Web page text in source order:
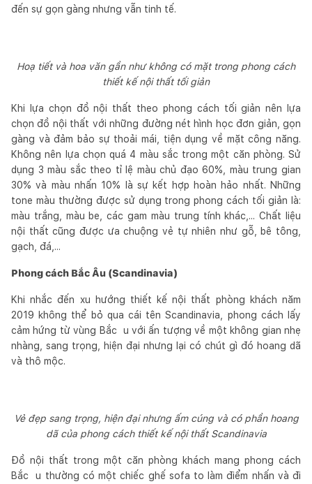
đến sự gọn gàng nhưng vẫn tinh tế.
Hoạ tiết và hoa văn gần như không có mặt trong phong cách
thiết kế nội thất tối giản
Khi lựa chọn đồ nội thất theo phong cách tối giản nên lựa
chọn đồ nội thất với những đường nét hình học đơn giản, gọn
gàng và đảm bảo sự thoải mái, tiện dụng về mặt công năng.
Không nên lựa chọn quá 4 màu sắc trong một căn phòng. Sử
dụng 3 màu sắc theo tỉ lệ màu chủ đạo 60%, màu trung gian
30% và màu nhấn 10% là sự kết hợp hoàn hảo nhất. Những
tone màu thường được sử dụng trong phong cách tối giản là:
màu trắng, màu be, các gam màu trung tính khác,... Chất liệu
nội thất cũng được ưa chuộng vẻ tự nhiên như gỗ, bê tông,
gạch, đá,...
Phong cách Bắc Âu (Scandinavia)
Khi nhắc đến xu hướng thiết kế nội thất phòng khách năm
2019 không thể bỏ qua cái tên Scandinavia, phong cách lấy
cảm hứng từ vùng Bắc u với ấn tượng về một không gian nhẹ
nhàng, sang trọng, hiện đại nhưng lại có chút gì đó hoang dã
và thô mộc.
Vẻ đẹp sang trọng, hiện đại nhưng ấm cúng và có phần hoang
dã của phong cách thiết kế nội thất Scandinavia
Đồ nội thất trong một căn phòng khách mang phong cách
Bắc u thường có một chiếc ghế sofa to làm điểm nhấn và đi